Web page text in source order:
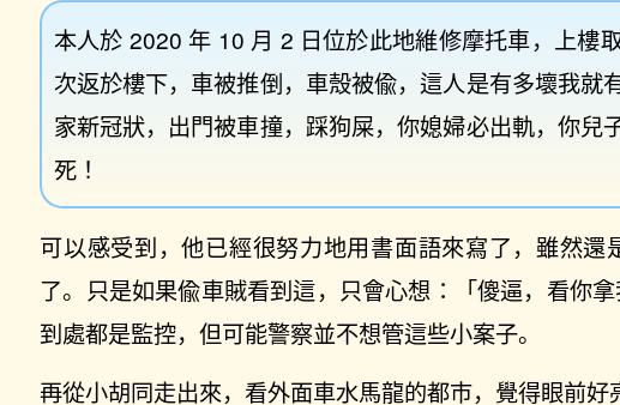
本人於 2020 年 10 月 2 日位於此地維修摩托車，上樓
次返於樓下，車被推倒，車殼被偸，這人是有多壞我就
家新冠狀，出門被車撞，踩狗屎，你媳婦必出軌，你兒
死！
可以感受到，他已經很努力地用書面語來寫了，雖然
了。只是如果偸車賊看到這，只會心想：「傻逼，看你
到處都是監控，但可能警察並不想管這些小案子。
再從小胡同走出來，看外面車水馬龍的都市，覺得眼前好